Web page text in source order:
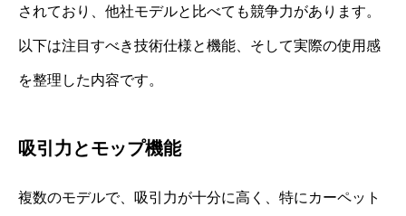
されており、他社モデルと比べても競争力があります。
以下は注目すべき技術仕様と機能、そして実際の使用感
を整理した内容です。
吸引力とモップ機能
複数のモデルで、吸引力が十分に高く、特にカーペット